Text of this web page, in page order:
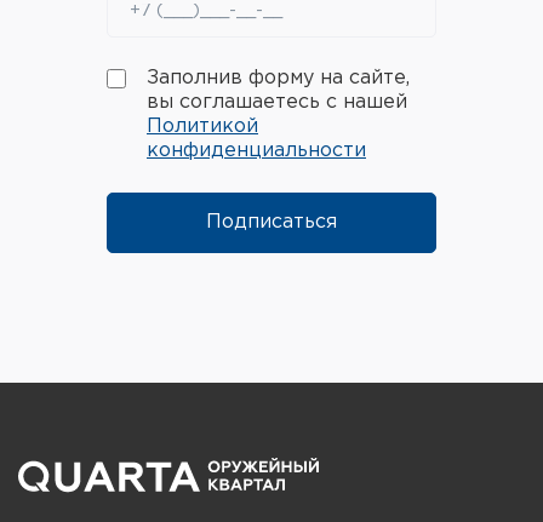
Заполнив форму на сайте,
вы соглашаетесь с нашей
Политикой
конфиденциальности
Подписаться